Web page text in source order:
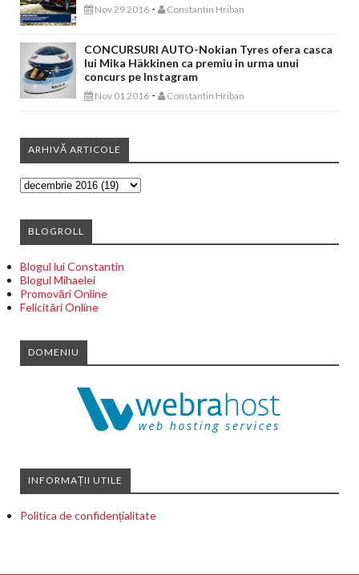
Nov 29 2016 - Constantin Hriban
CONCURSURI AUTO-Nokian Tyres ofera casca
lui Mika Häkkinen ca premiu in urma unui
concurs pe Instagram
Nov 01 2016 - Constantin Hriban
ARHIVĂ ARTICOLE
BLOGROLL
Blogul lui Constantin
Blogul Mihaelei
Promovări Online
Felicitări Online
DOMENIU
INFORMAȚII UTILE
Politica de confidențialitate